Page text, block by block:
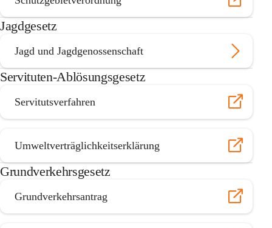
Jagdgesetz
Jagd und Jagdgenossenschaft
Servituten-Ablösungsgesetz
Servitutsverfahren
Umweltverträglichkeitserklärung
Grundverkehrsgesetz
Grundverkehrsantrag